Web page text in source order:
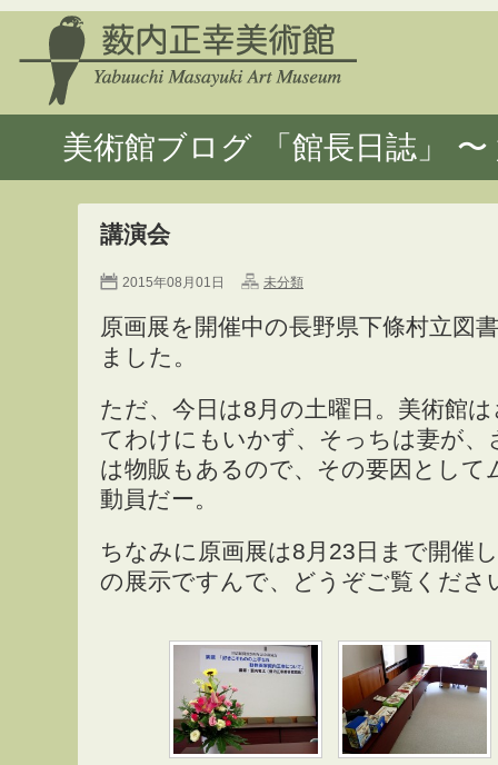
美術館ブログ 「館長日誌」
講演会
2015年08月01日 未分類
原画展を開催中の長野県下條村立図
ました。
ただ、今日は8月の土曜日。美術館
てわけにもいかず、そっちは妻が、
は物販もあるので、その要因として
動員だー。
ちなみに原画展は8月23日まで開催
の展示ですんで、どうぞご覧くださ